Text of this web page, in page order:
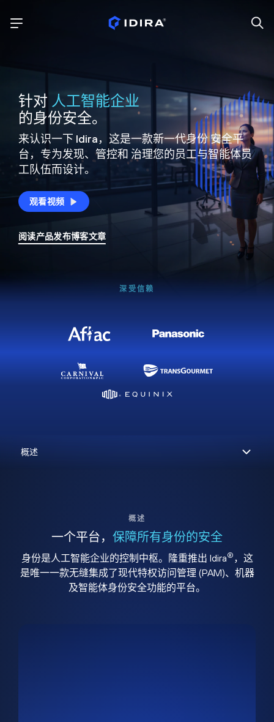
针对 人工智能企业
的身份安全。
来认识一下 Idira，这是一款新一代身份安全平
台，专为发现、管控和 治理您的员工与智能体员
工队伍而设计。
观看视频
阅读产品发布博客文章
深受信赖
概述
一个平台， 保障所有身份的安全
身份是人工智能企业的控制中枢。隆重推出 Idira® ，这
是唯一一款无缝集成了现代特权访问管理 (PAM)、机器
及智能体身份安全功能的平台。